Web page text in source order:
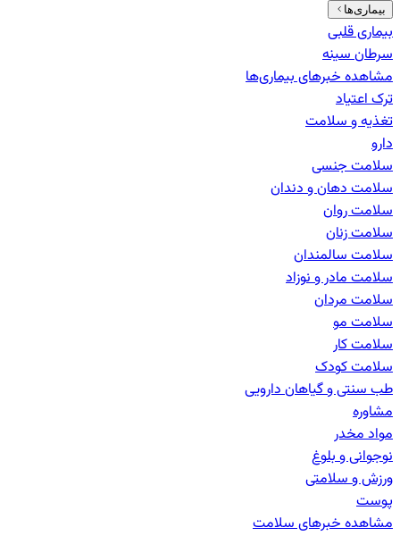
بیماری‌ها
بیماری قلبی
سرطان سینه
مشاهده خبرهایبیماری‌ها
ترک اعتیاد
تغذیه و سلامت
دارو
سلامت جنسی
سلامت دهان و دندان
سلامت روان
سلامت زنان
سلامت سالمندان
سلامت مادر و نوزاد
سلامت مردان
سلامت مو
سلامت کار
سلامت کودک
طب سنتی و گیاهان دارویی
مشاوره
مواد مخدر
نوجوانی و بلوغ
ورزش و سلامتی
پوست
مشاهده خبرهایسلامت